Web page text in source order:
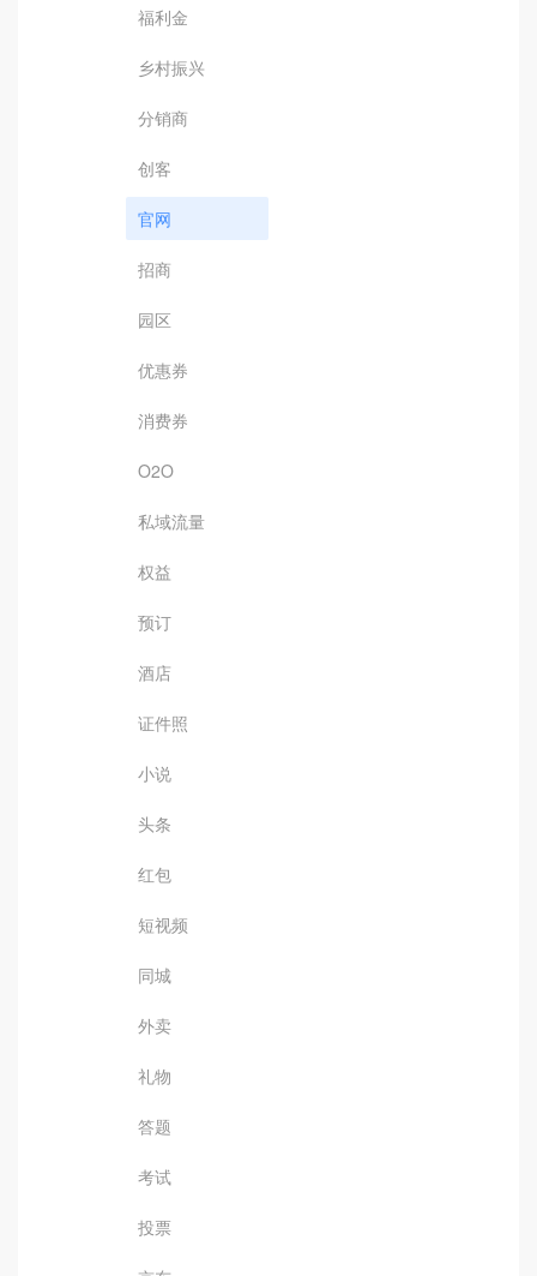
福利金
乡村振兴
分销商
创客
官网
招商
园区
优惠券
消费券
O2O
私域流量
权益
预订
酒店
证件照
小说
头条
红包
短视频
同城
外卖
礼物
答题
考试
投票